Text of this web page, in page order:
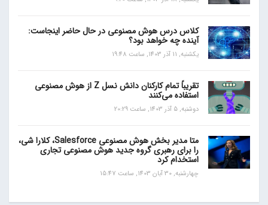
کلاس درس هوش مصنوعی در حال حاضر اینجاست:
آینده چه خواهد بود؟
یکشنبه, 11 آذر 1403, ساعت 19:48
تقریباً تمام کارکنان دانش نسل Z از هوش مصنوعی
استفاده می‌کنند
دوشنبه, 5 آذر 1403, ساعت 20:29
متا مدیر بخش هوش مصنوعی Salesforce، کلارا شی،
را برای رهبری گروه جدید هوش مصنوعی تجاری
استخدام کرد
چهارشنبه, 30 آبان 1403, ساعت 15:47